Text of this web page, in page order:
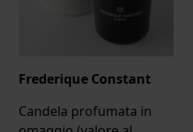
Frederique Constant
Candela profumata in